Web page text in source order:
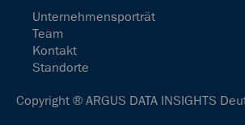
Unternehmensporträt
Team
Kontakt
Standorte
Copyright ® ARGUS DATA INSIGHTS